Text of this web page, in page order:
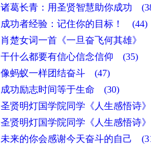
诸葛长青：用圣贤智慧助你成功
成功者经验：记住你的目标！
肖楚女词一首《一旦奋飞何其雄
干什么都要有信心信念信仰 (35)
像蚂蚁一样团结奋斗 (47)
成功励志时间等于生命 (30)
圣贤明灯国学院同学《人生感悟
圣贤明灯国学院同学《人生感悟
未来的你会感谢今天奋斗的自己